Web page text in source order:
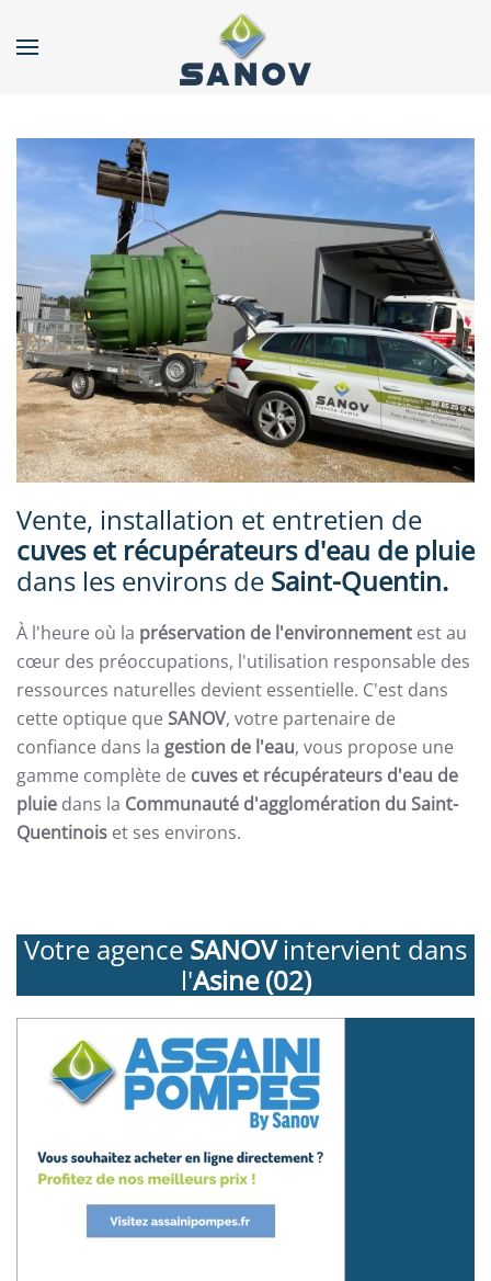
Accéder au contenu principal
Vente, installation et entretien de
cuves et récupérateurs d'eau de pluie
dans les environs de Saint-Quentin.
À l'heure où la préservation de l'environnement est au
cœur des préoccupations, l'utilisation responsable des
ressources naturelles devient essentielle. C'est dans
cette optique que SANOV, votre partenaire de
confiance dans la gestion de l'eau, vous propose une
gamme complète de cuves et récupérateurs d'eau de
pluie dans la Communauté d'agglomération du Saint-
Quentinois et ses environs.
Votre agence SANOVintervient dans
l'Asine (02)